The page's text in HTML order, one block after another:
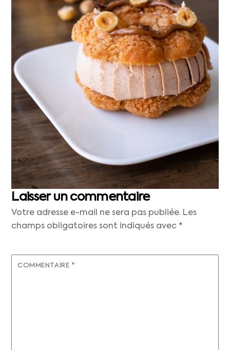
Laisser un commentaire
Votre adresse e-mail ne sera pas publiée. Les
champs obligatoires sont indiqués avec*
COMMENTAIRE *